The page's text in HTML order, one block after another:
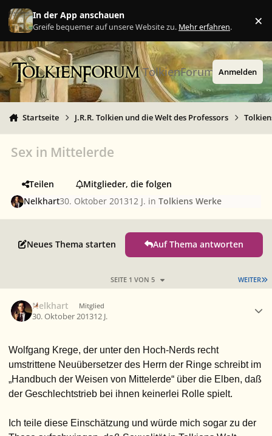
Zu Inhalt springen
In der App anschauen
Greife bequemer auf unsere Website zu. Mehr erfahren. ×
TolkienForum Anmelden
Startseite J.R.R. Tolkien und die Welt des Professors
Sex in Mittelerde
Teilen
Mitglieder, die folgen
Nelkhart30. Oktober 201312 J. inTolkiens Werke
Neues Thema starten Auf Thema antworten
WEITER
SEITE 1 VON 5
Nelkhart Mitglied
30. Oktober 201312 J.
Wolfgang Krege, der unter den Hoch-Nerds recht
umstrittene Neuübersetzer des Herrn der Ringe schreibt im
„Handbuch der Weisen von Mittelerde“ über die Elben, daß
der Geschlechtstrieb bei ihnen keinerlei Rolle spielt.
Ich teile diese Einschätzung und würde mich sogar zu der